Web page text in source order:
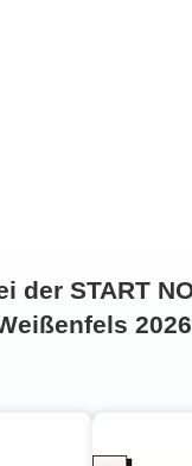
der START
2026